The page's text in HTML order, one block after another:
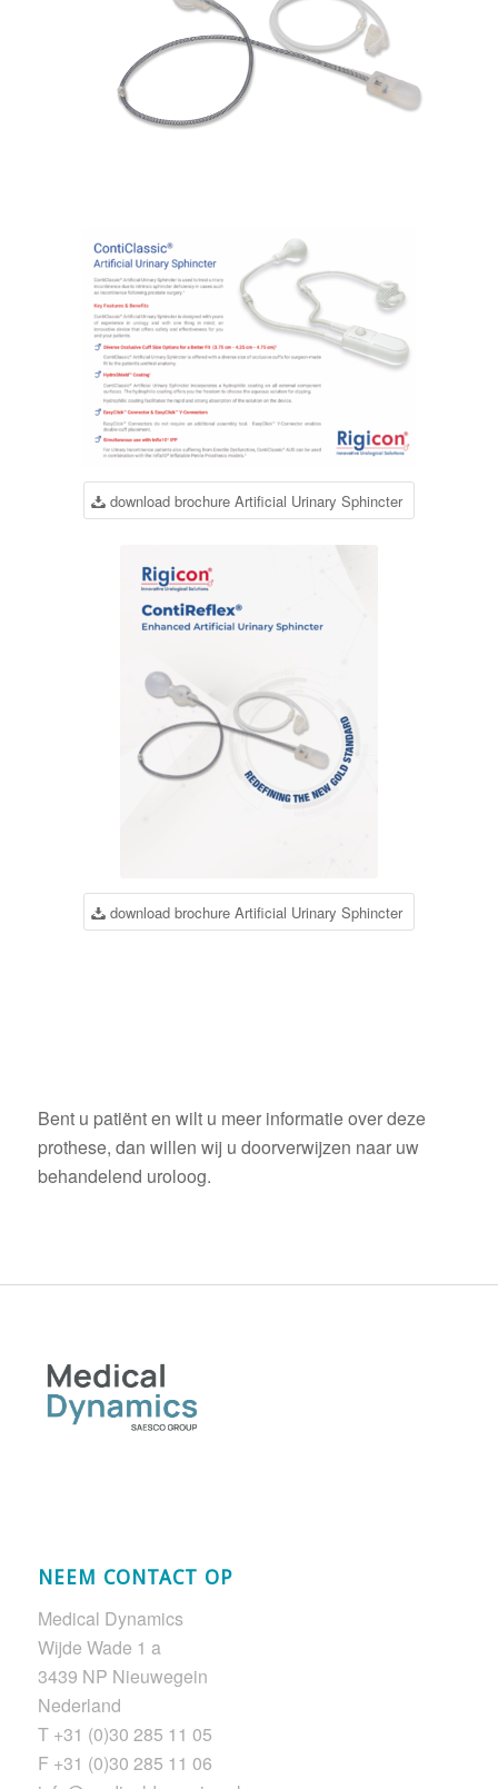
download brochure Artificial Urinary Sphincter
download brochure Artificial Urinary Sphincter
Bent u patiënt en wilt u meer informatie over deze
prothese, dan willen wij u doorverwijzen naar uw
behandelend uroloog.
NEEM CONTACT OP
Medical Dynamics
Wijde Wade 1 a
3439 NP Nieuwegein
Nederland
T +31 (0)30 285 11 05
F +31 (0)30 285 11 06